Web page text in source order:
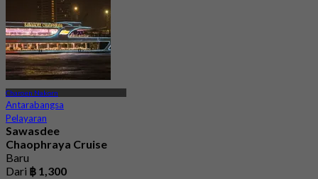
Charoen Nakorn
Antarabangsa
Pelayaran
Sawasdee
Chaophraya Cruise
Baru
Dari ฿ 1,300